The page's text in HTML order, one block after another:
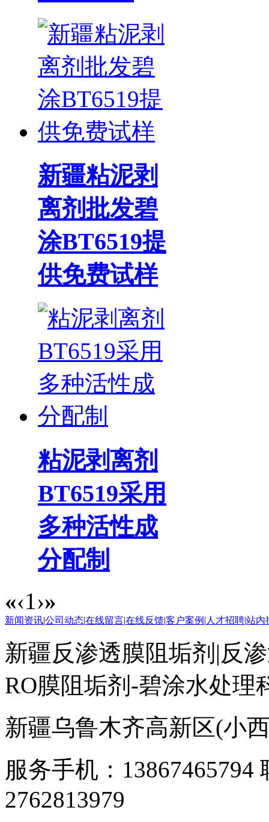
新疆粘泥剥
离剂批发碧
涂BT6519提
供免费试样
粘泥剥离剂
BT6519采用
多种活性成
分配制
«‹1›»
新闻资讯|公司动态|在线留言|在线反馈|客户案例 | 人才招聘|站内
新疆反渗透膜阻垢剂|反
RO膜阻垢剂-碧涂水处理
新疆乌鲁木齐高新区(小
服务手机：13867465794
2762813979